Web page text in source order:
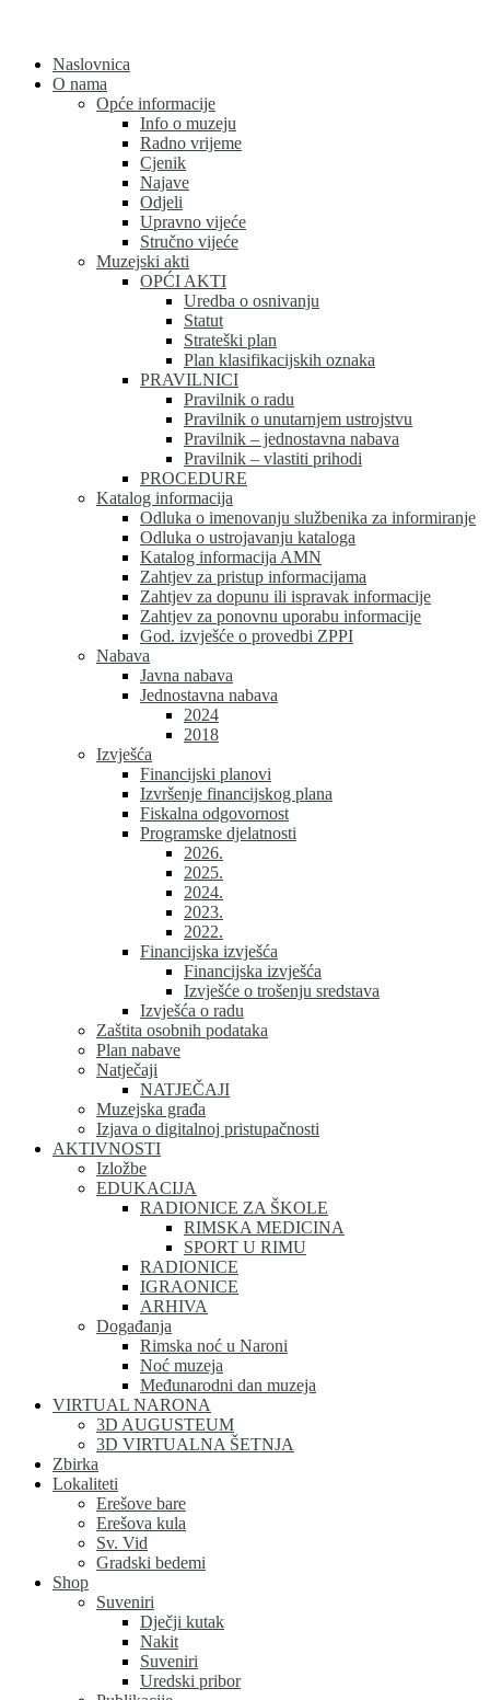
contentNaslovnica
O nama
Opće informacije
Info o muzeju
Radno vrijeme
Cjenik
Najave
Odjeli
Upravno vijeće
Stručno vijeće
Muzejski akti
OPĆI AKTI
Uredba o osnivanju
Statut
Strateški plan
Plan klasifikacijskih oznaka
PRAVILNICI
Pravilnik o radu
Pravilnik o unutarnjem ustrojstvu
Pravilnik – jednostavna nabava
Pravilnik – vlastiti prihodi
PROCEDURE
Katalog informacija
Odluka o imenovanju službenika za informiranje
Odluka o ustrojavanju kataloga
Katalog informacija AMN
Zahtjev za pristup informacijama
Zahtjev za dopunu ili ispravak informacije
Zahtjev za ponovnu uporabu informacije
God. izvješće o provedbi ZPPI
Nabava
Javna nabava
Jednostavna nabava
2024
2018
Izvješća
Financijski planovi
Izvršenje financijskog plana
Fiskalna odgovornost
Programske djelatnosti
2026.
2025.
2024.
2023.
2022.
Financijska izvješća
Financijska izvješća
Izvješće o trošenju sredstava
Izvješća o radu
Zaštita osobnih podataka
Plan nabave
Natječaji
NATJEČAJI
Muzejska građa
Izjava o digitalnoj pristupačnosti
AKTIVNOSTI
Izložbe
EDUKACIJA
RADIONICE ZA ŠKOLE
RIMSKA MEDICINA
SPORT U RIMU
RADIONICE
IGRAONICE
ARHIVA
Događanja
Rimska noć u Naroni
Noć muzeja
Međunarodni dan muzeja
VIRTUAL NARONA
3D AUGUSTEUM
3D VIRTUALNA ŠETNJA
Zbirka
Lokaliteti
Erešove bare
Erešova kula
Sv. Vid
Gradski bedemi
Shop
Suveniri
Dječji kutak
Nakit
Suveniri
Uredski pribor